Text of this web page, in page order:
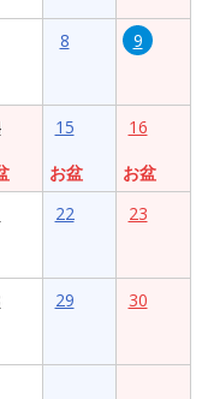
8 9
15
お盆
16
お盆
22 23
29 30